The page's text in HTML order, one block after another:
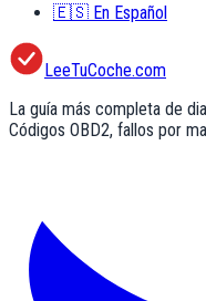
🇪🇸 En Español
LeeTuCoche.com
La guía más completa de
Códigos OBD2, fallos por